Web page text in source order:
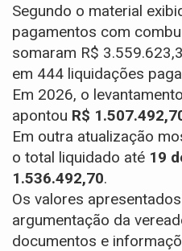
Segundo o material
pagamentos com
somaram R$
em 444 liquidações
Em 2026, o
apontou R$
Em outra atualização
o total liquidado até 19
1.536.492,70.
Os valores
argumentação da
documentos e